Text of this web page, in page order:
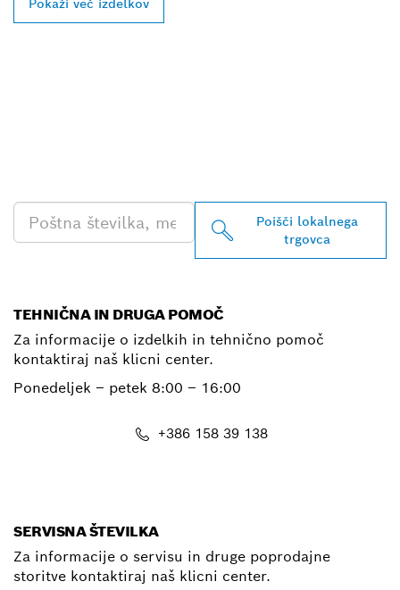
Pokaži več izdelkov
Poišči lokalnega
trgovca
TEHNIČNA IN DRUGA POMOČ
Za informacije o izdelkih in tehnično pomoč
kontaktiraj naš klicni center.
Ponedeljek – petek 8:00 – 16:00
+386 158 39 138
SERVISNA ŠTEVILKA
Za informacije o servisu in druge poprodajne
storitve kontaktiraj naš klicni center.